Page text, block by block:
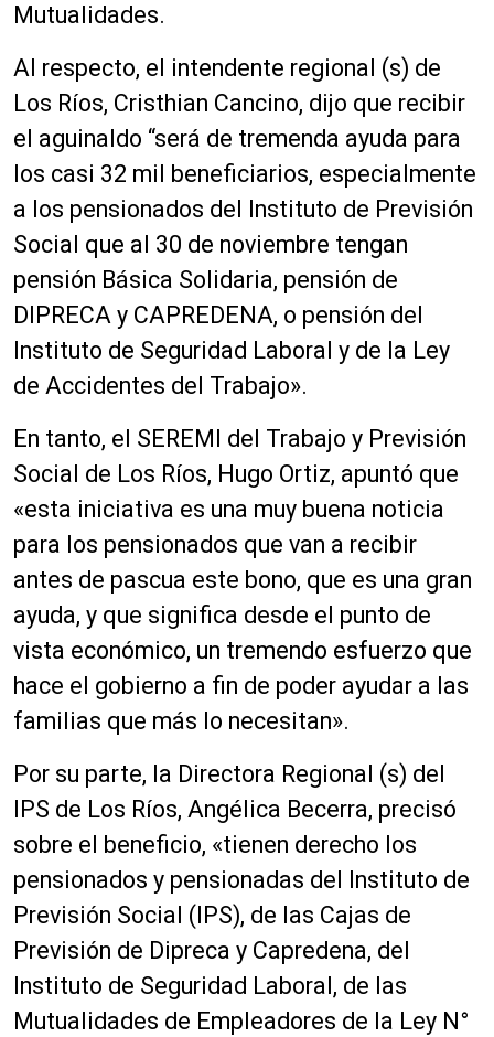
Mutualidades.
Al respecto, el intendente regional (s) de
Los Ríos, Cristhian Cancino, dijo que recibir
el aguinaldo “será de tremenda ayuda para
los casi 32 mil beneficiarios, especialmente
a los pensionados del Instituto de Previsión
Social que al 30 de noviembre tengan
pensión Básica Solidaria, pensión de
DIPRECA y CAPREDENA, o pensión del
Instituto de Seguridad Laboral y de la Ley
de Accidentes del Trabajo».
En tanto, el SEREMI del Trabajo y Previsión
Social de Los Ríos, Hugo Ortiz, apuntó que
«esta iniciativa es una muy buena noticia
para los pensionados que van a recibir
antes de pascua este bono, que es una gran
ayuda, y que significa desde el punto de
vista económico, un tremendo esfuerzo que
hace el gobierno a fin de poder ayudar a las
familias que más lo necesitan».
Por su parte, la Directora Regional (s) del
IPS de Los Ríos, Angélica Becerra, precisó
sobre el beneficio, «tienen derecho los
pensionados y pensionadas del Instituto de
Previsión Social (IPS), de las Cajas de
Previsión de Dipreca y Capredena, del
Instituto de Seguridad Laboral, de las
Mutualidades de Empleadores de la Ley N°